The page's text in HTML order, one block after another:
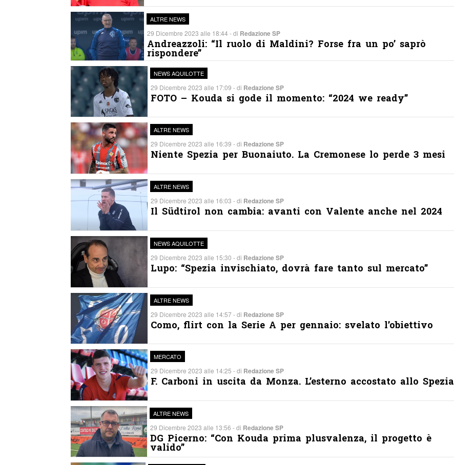
ALTRE NEWS
29 Dicembre 2023 alle 18:44 - di Redazione SP
Andreazzoli: “Il ruolo di Maldini? Forse fra un po’ saprò
rispondere”
NEWS AQUILOTTE
29 Dicembre 2023 alle 17:09 - di Redazione SP
FOTO – Kouda si gode il momento: “2024 we ready”
ALTRE NEWS
29 Dicembre 2023 alle 16:39 - di Redazione SP
Niente Spezia per Buonaiuto. La Cremonese lo perde 3 mesi
ALTRE NEWS
29 Dicembre 2023 alle 16:03 - di Redazione SP
Il Südtirol non cambia: avanti con Valente anche nel 2024
NEWS AQUILOTTE
29 Dicembre 2023 alle 15:30 - di Redazione SP
Lupo: “Spezia invischiato, dovrà fare tanto sul mercato”
ALTRE NEWS
29 Dicembre 2023 alle 14:57 - di Redazione SP
Como, flirt con la Serie A per gennaio: svelato l’obiettivo
MERCATO
29 Dicembre 2023 alle 14:25 - di Redazione SP
F. Carboni in uscita da Monza. L’esterno accostato allo Spezia
ALTRE NEWS
29 Dicembre 2023 alle 13:56 - di Redazione SP
DG Picerno: “Con Kouda prima plusvalenza, il progetto è
valido”